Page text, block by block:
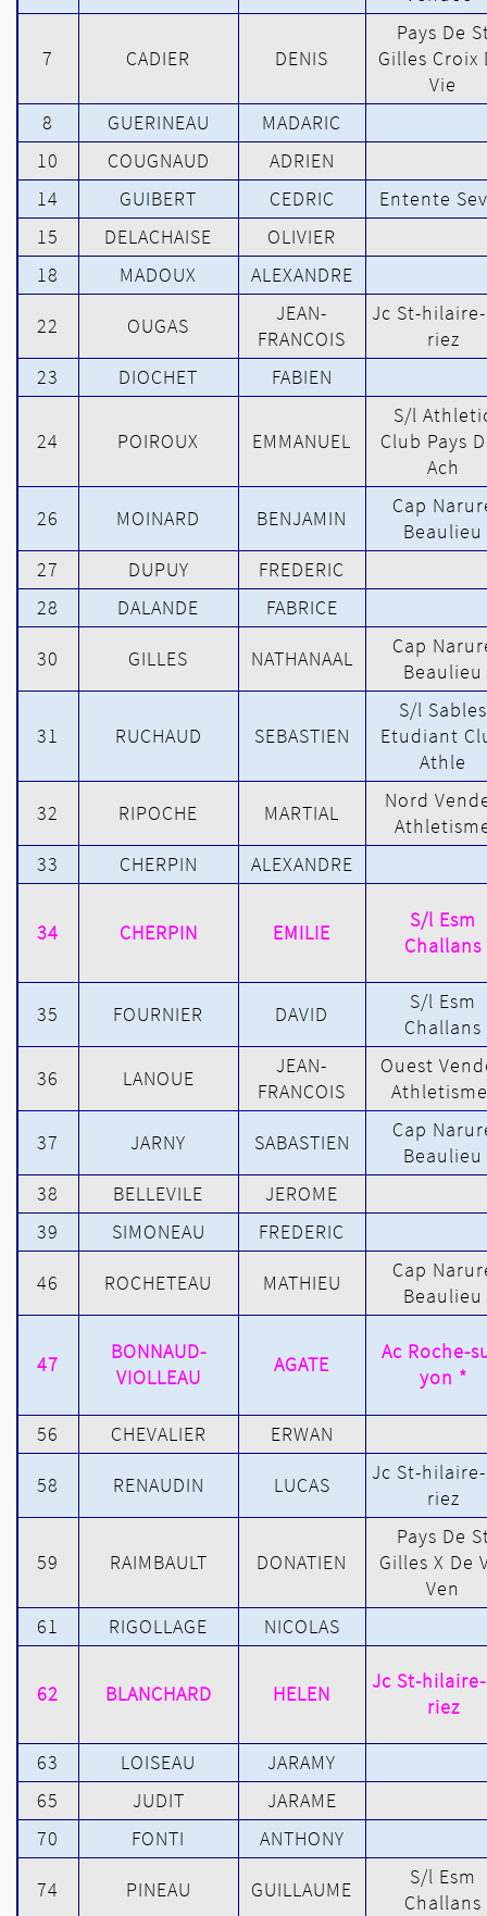
7 CADIER DENIS
Pays De
Gilles Croix
Vie
8
GUERINEAU
MADARIC
10
COUGNAUD
ADRIEN
14
GUIBERT CEDRIC
Entente
15
DELACHAISE
OLIVIER
18
MADOUX ALEXANDRE
22 OUGAS
JEAN-
FRANCOIS
Jc St-
riez
23
DIOCHET FABIEN
24 POIROUX EMMANUEL
S/l
Club Pays
Ach
26 MOINARD BENJAMIN
Cap
Beaulieu
27
DUPUY
FREDERIC
28
DALANDE FABRICE
30 GILLES NATHANAAL
Cap
Beaulieu
31 RUCHAUD SEBASTIEN
S/l Sables
Etudiant
Athle
32 RIPOCHE MARTIAL
Nord
33
CHERPIN ALEXANDRE
34 CHERPIN EMILIE
S/l Esm
Challans
35 FOURNIER DAVID
S/l Esm
Challans
36 LANOUE
JEAN-
FRANCOIS
Ouest
37 JARNY SABASTIEN
Cap
Beaulieu
38
BELLEVILE
JEROME
39
SIMONEAU FREDERIC
46 ROCHETEAU MATHIEU
Cap
Beaulieu
47
BONNAUD-
VIOLLEAU
AGATE
Ac Roche-
yon *
56 CHEVALIER ERWAN
58 RENAUDIN LUCAS
Jc St-
riez
59 RAIMBAULT DONATIEN
Pays De
Gilles X De
Ven
61
RIGOLLAGE NICOLAS
62 BLANCHARD HELEN
Jc St-
riez
63 LOISEAU
JARAMY
65
JUDIT
JARAME
70
FONTI ANTHONY
74 PINEAU GUILLAUME
S/l Esm
Challans